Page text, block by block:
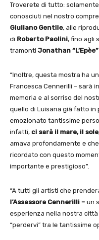
Troverete di tutto:
conosciuti nel nostro
Giuliano Gentile, alle
di Roberto Paolini, fino agli
tramonti Jonathan
“Inoltre, questa mostra ha
Francesca Cennerilli – sarà
memoria e al sorriso del
quello di Luisana già fatto in
emozionato tantissime
infatti, ci sarà il mare, il
amava profondamente e
ricordato con questo
importante e prestigioso”.
“A tutti gli artisti che
l’Assessore Cennerilli – un
esperienza nella nostra città
“perdervi” tra le tantissime